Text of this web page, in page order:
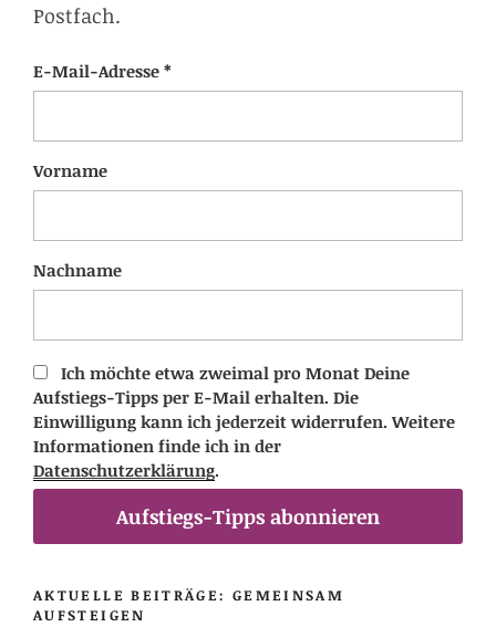
Postfach.
E-Mail-Adresse *
Vorname
Nachname
Ich möchte etwa zweimal pro Monat Deine
Aufstiegs-Tipps per E-Mail erhalten. Die
Einwilligung kann ich jederzeit widerrufen. Weitere
Informationen finde ich in der
Datenschutzerklärung.
Aufstiegs-Tipps abonnieren
AKTUELLE BEITRÄGE: GEMEINSAM
AUFSTEIGEN